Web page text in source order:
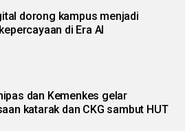
dorong kampus menjadi
di Era AI
dan Kemenkes gelar
katarak dan CKG sambut HUT